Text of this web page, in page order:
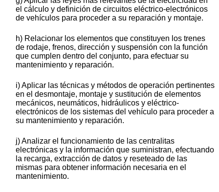
el cálculo y definición de circuitos eléctrico-electrónicos
de vehículos para proceder a su reparación y montaje.
h) Relacionar los elementos que constituyen los trenes
de rodaje, frenos, dirección y suspensión con la función
que cumplen dentro del conjunto, para efectuar su
mantenimiento y reparación.
i) Aplicar las técnicas y métodos de operación pertinentes
en el desmontaje, montaje y sustitución de elementos
mecánicos, neumáticos, hidráulicos y eléctrico-
electrónicos de los sistemas del vehículo para proceder a
su mantenimiento y reparación.
j) Analizar el funcionamiento de las centralitas
electrónicas y la información que suministran, efectuando
la recarga, extracción de datos y reseteado de las
mismas para obtener información necesaria en el
mantenimiento.